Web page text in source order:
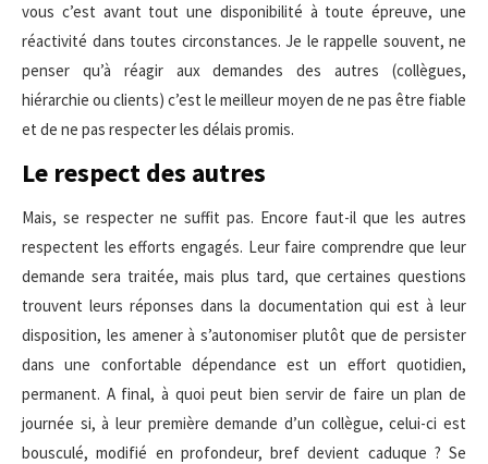
vous c’est avant tout une disponibilité à toute épreuve, une
réactivité dans toutes circonstances. Je le rappelle souvent, ne
penser qu’à réagir aux demandes des autres (collègues,
hiérarchie ou clients) c’est le meilleur moyen de ne pas être fiable
et de ne pas respecter les délais promis.
Le respect des autres
Mais, se respecter ne suffit pas. Encore faut-il que les autres
respectent les efforts engagés. Leur faire comprendre que leur
demande sera traitée, mais plus tard, que certaines questions
trouvent leurs réponses dans la documentation qui est à leur
disposition, les amener à s’autonomiser plutôt que de persister
dans une confortable dépendance est un effort quotidien,
permanent. A final, à quoi peut bien servir de faire un plan de
journée si, à leur première demande d’un collègue, celui-ci est
bousculé, modifié en profondeur, bref devient caduque ? Se